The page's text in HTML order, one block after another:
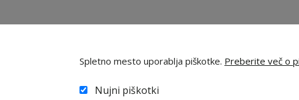
Spletno mesto uporablja piškotke. Preberite več o
Nujni piškotki